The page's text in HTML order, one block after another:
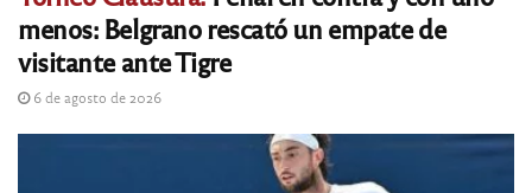
menos: Belgrano rescató un empate de
visitante ante Tigre
6 de agosto de 2026